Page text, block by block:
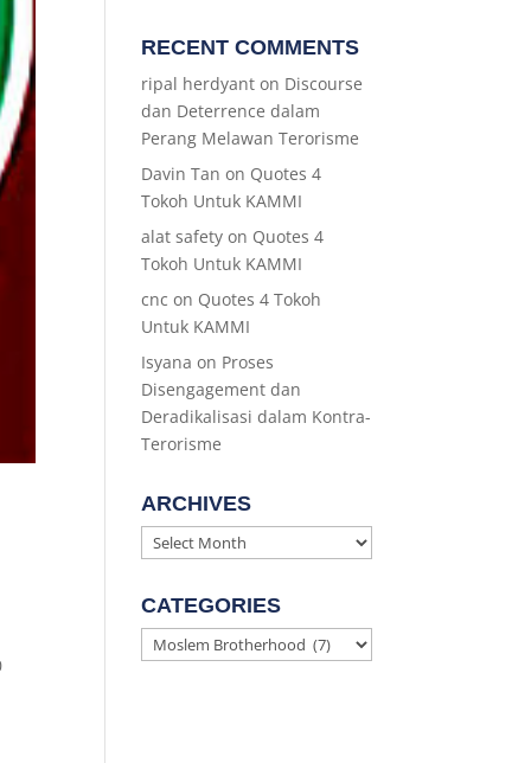
RECENT COMMENTS
ripal herdyant on Discourse
dan Deterrence dalam
Perang Melawan Terorisme
Davin Tan on Quotes 4
Tokoh Untuk KAMMI
alat safety on Quotes 4
Tokoh Untuk KAMMI
cnc on Quotes 4 Tokoh
Untuk KAMMI
Isyana on Proses
Disengagement dan
Deradikalisasi dalam Kontra-
Terorisme
ARCHIVES
Archives
CATEGORIES
Categories